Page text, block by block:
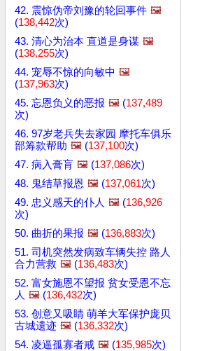
42. 震惊伪帝刘豫的轮回事件 🖼️
(138,442次)
43. 清心为治本 直道是身谋 🖼️
(138,255次)
44. 宠辱不惊的向敏中 🖼️
(137,963次)
45. 忘恩负义的恶报 🖼️ (137,489
次)
46. 97岁老兵失去家园 摩托车俱乐
部筹款帮助 🖼️ (137,100次)
47. 病入膏肓 🖼️ (137,086次)
48. 鬼结草报恩 🖼️ (137,061次)
49. 忠义感天的仆人 🖼️ (136,926
次)
50. 曲折的果报 🖼️ (136,883次)
51. 司机突然发病致车辆失控 路人
合力营救 🖼️ (136,483次)
52. 富女施恩不望报 贫女受恩不忘
人 🖼️ (136,432次)
53. 创意又吸睛 萌羊大军保护庞贝
古城遗迹 🖼️ (136,332次)
54. 凌逼孤寡者戒 🖼️ (135,985次)